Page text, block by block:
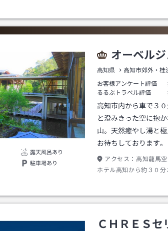
露天風呂あり
駐車場あり
オーベル
高知県 高知市郊外・桂
お客様アンケート評価
るるぶトラベル評価
高知市内から車で３
と澄みきった空に抱
山。天然癒やし湯と
お待ちしております。
アクセス： 高知龍馬
ホテル高知から約３０
ＣＨＲＥＳセ